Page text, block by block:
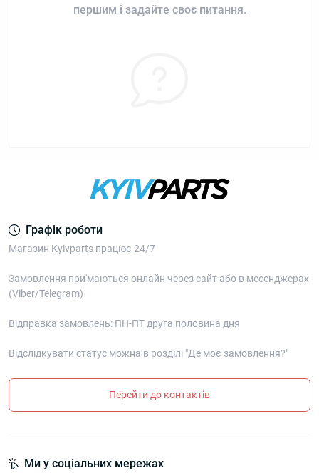
першим і задайте своє питання.
Графік роботи
Магазин Kyivparts працює 24/7
Замовлення при'маються онлайн через сайт або в месенджерах
(Viber/Telegram)
Відправка замовлень: ПН-ПТ друга половина дня
Відслідкувати статус можна в розділі "Де моє замовлення?"
Перейти до контактів
Ми у соціальних мережах